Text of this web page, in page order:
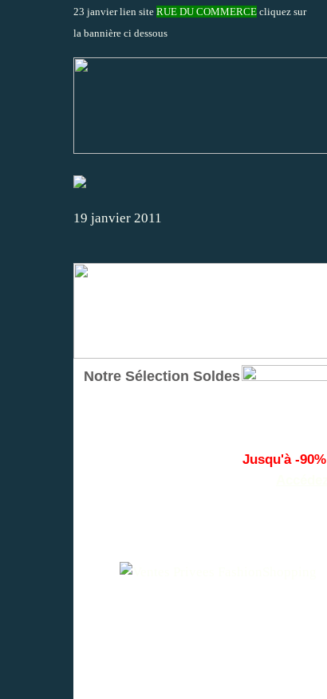
23 janvier lien site RUE DU COMMERCE cliquez sur
la bannière ci dessous
19 janvier 2011
Notre Sélection Soldes
Jusqu'à -